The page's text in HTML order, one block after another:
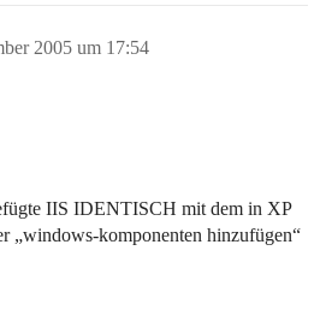
2005 um 17:54
IIS IDENTISCH mit dem in XP
„windows-komponenten hinzufügen“